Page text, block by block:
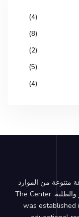
(4)
(8)
(2)
(5)
(4)
مجموعة متنوعة من الموارد
التعليمية الرقمية الداعمة للمعلمين وأولياء الأمور والطلبة. The Center
was established